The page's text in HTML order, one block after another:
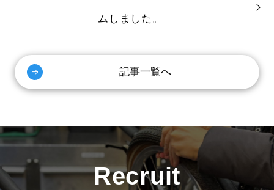
ムしました。
記事一覧へ
Recruit